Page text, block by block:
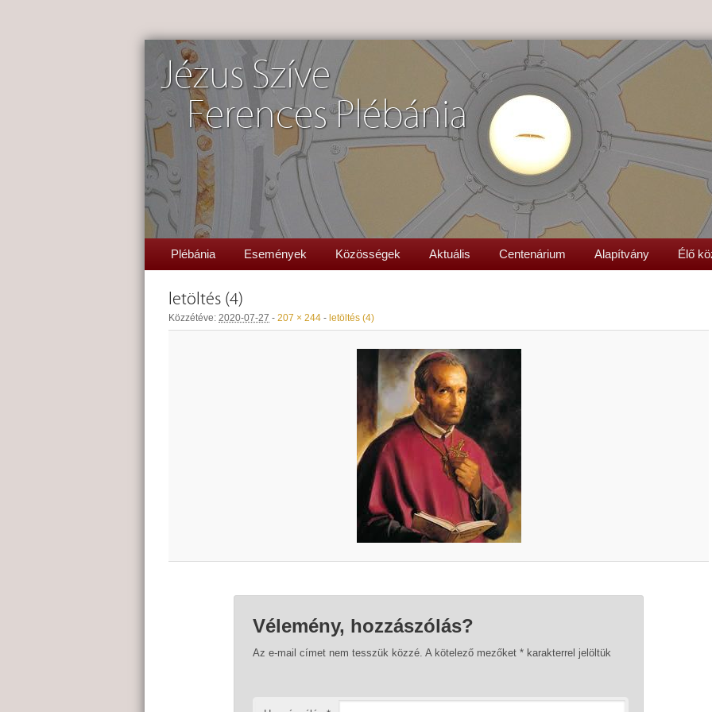
Jézus Szíve
Ferences Plébánia
Plébánia Események Közösségek Aktuális Centenárium Alapítvány Élő
letöltés (4)
Közzétéve: 2020-07-27 - 207 × 244 - letöltés (4)
Vélemény, hozzászólás?
Az e-mail címet nem tesszük közzé. A kötelező mezőket *karakterrel jelöltük